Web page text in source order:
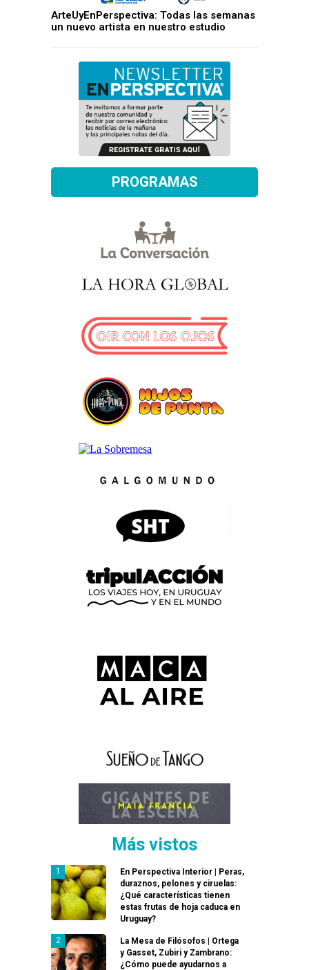
ArteUyEnPerspectiva: Todas las semanas
un nuevo artista en nuestro estudio
PROGRAMAS
Más vistos
En Perspectiva Interior | Peras,
duraznos, pelones y ciruelas:
¿Qué características tienen
estas frutas de hoja caduca en
Uruguay?
La Mesa de Filósofos | Ortega
y Gasset, Zubiri y Zambrano:
¿Cómo puede ayudarnos a